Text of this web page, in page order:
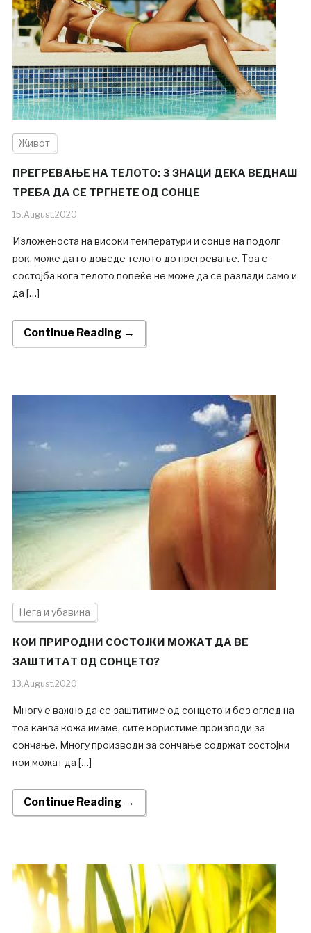
Живот
ПРЕГРЕВАЊЕ НА ТЕЛОТО: 3 ЗНАЦИ ДЕКА ВЕДНАШ
ТРЕБА ДА СЕ ТРГНЕТЕ ОД СОНЦЕ
15.August.2020
Изложеноста на високи температури и сонце на подолг
рок, може да го доведе телото до прегревање. Тоа е
состојба кога телото повеќе не може да се разлади само и
да […]
Continue Reading →
Нега и убавина
КОИ ПРИРОДНИ СОСТОЈКИ МОЖАТ ДА ВЕ
ЗАШТИТАТ ОД СОНЦЕТО?
13.August.2020
Многу е важно да се заштитиме од сонцето и без оглед на
тоа каква кожа имаме, сите користиме производи за
сончање. Многу производи за сончање содржат состојки
кои можат да […]
Continue Reading →